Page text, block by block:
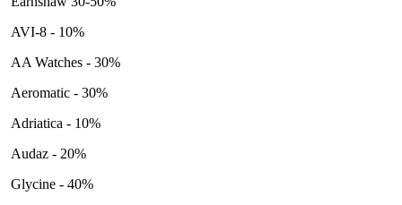
AVI-8 - 10%
AA Watches - 30%
Aeromatic - 30%
Adriatica - 10%
Audaz - 20%
Glycine - 40%